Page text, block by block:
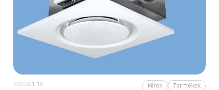
2022.01.10. Hírek Termékek